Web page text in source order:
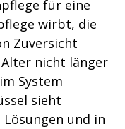
für eine
wirbt, die
Zuversicht
nicht länger
System
sieht
und in